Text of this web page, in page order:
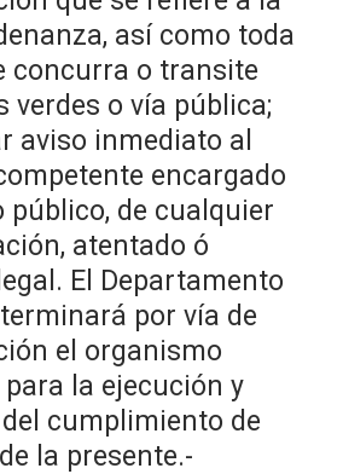
así como toda
concurra o transite
verdes o vía pública;
aviso inmediato al
encargado
público, de cualquier
atentado ó
El Departamento
por vía de
el organismo
la ejecución y
cumplimiento de
la presente.-